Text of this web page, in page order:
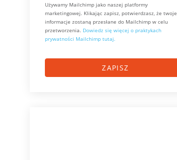
Używamy Mailchimp jako naszej platformy
marketingowej. Klikając zapisz, potwierdzasz, że twoje
informacje zostaną przesłane do Mailchimp w celu
przetworzenia. Dowiedz się więcej o praktykach
prywatności Mailchimp tutaj.
ZAPISZ